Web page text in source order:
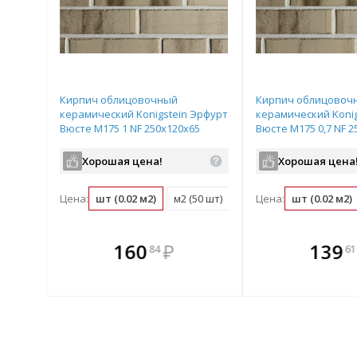
Кирпич облицовочный
керамический Konigstein Эрфурт
Вюсте М175 1 NF 250х120х65
Хорошая цена!
Цена: шт (0.02 м2) м2 (50 шт) поддон (540 шт)
16084 ₽
В
всегда
Кирпич
керамический
Вюсте М175 0,7 NF
Хорошая цена!
Цена: шт (0.02 м2)
В комплекте
всегда выгоднее!
13961